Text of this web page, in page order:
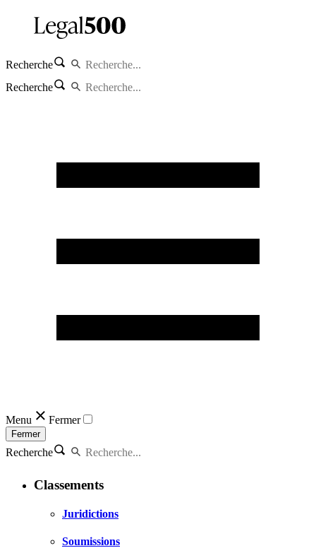
Recherche
Recherche
Menu Fermer
Fermer
Recherche
Classements
Juridictions
Soumissions